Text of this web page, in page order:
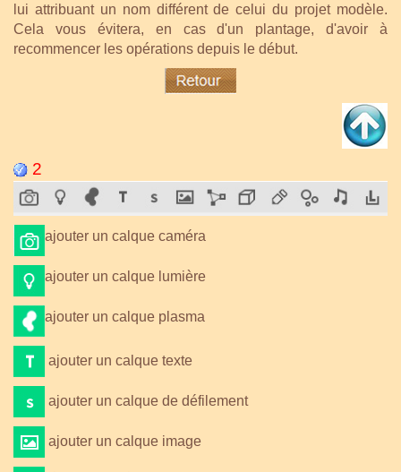
lui attribuant un nom différent de celui du projet modèle.
Cela vous évitera, en cas d'un plantage, d'avoir à
recommencer les opérations depuis le début.
2
ajouter un calque caméra
ajouter un calque lumière
ajouter un calque plasma
ajouter un calque texte
ajouter un calque de défilement
ajouter un calque image